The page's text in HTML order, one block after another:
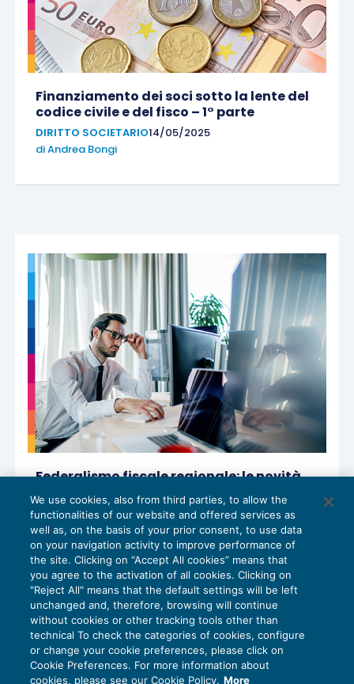
Finanziamento dei soci sotto la lente del
codice civile e del fisco – 1° parte
DIRITTO SOCIETARIO14/05/2025
diAndrea Bongi
Federalismo fiscale regionale: le novità
del Decreto Legislativo approvato dal
Consiglio dei Ministri
IMU E TRIBUTI LOCALI 14/05/2025
diRoberto Bianchi
Privacy Policy
We use cookies, also from third parties, to allow the
functionalities of our website and offered services as
well as, on the basis of your prior consent, to use data
on your navigation activity to improve performance of
the site. Clicking on “Accept All cookies” means that
you agree to the activation of all cookies. Clicking on
"Reject All" means that the default settings will be left
unchanged and, therefore, browsing will continue
without cookies or other tracking tools other than
technical To check the categories of cookies, configure
or change your cookie preferences, please click on
Cookie Preferences. For more information about
cookies, please see our Cookie Policy. More